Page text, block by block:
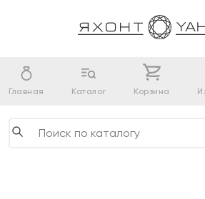
Главная Каталог Корзина